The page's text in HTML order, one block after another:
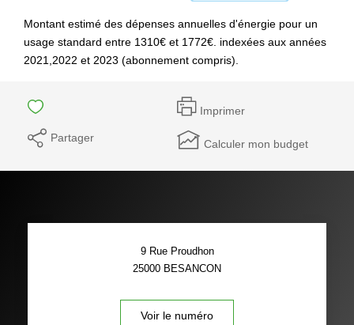
Montant estimé des dépenses annuelles d'énergie pour un
usage standard entre 1310€ et 1772€. indexées aux années
2021,2022 et 2023 (abonnement compris).
Imprimer
Partager Calculer mon budget
9 Rue Proudhon
25000 BESANCON
Voir le numéro